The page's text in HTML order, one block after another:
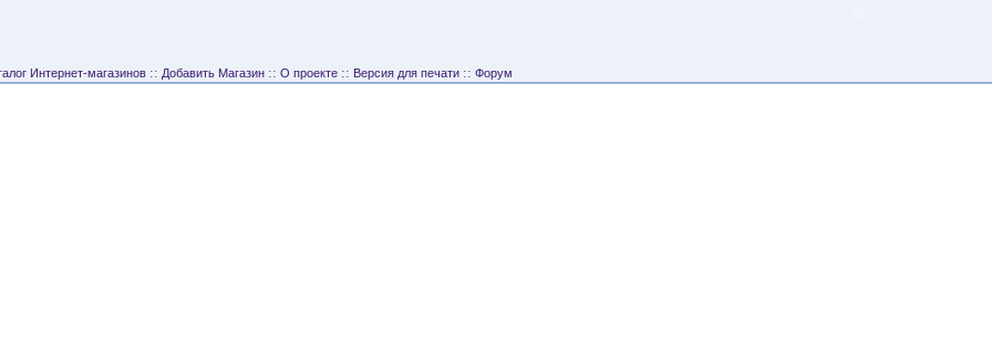
Интернет-магазинов :: Добавить Магазин :: О проекте :: Версия для печати :: Форум